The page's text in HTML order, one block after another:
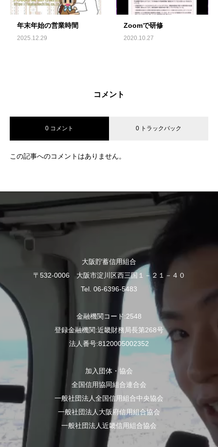
年末年始の営業時間
2025.12.29
Zoomで研修
2020.10.27
コメント
0 コメント 0 トラックバック
この記事へのコメントはありません。
大阪貯蓄信用組合
〒532-0006 大阪市淀川区西三国１－２１－４０
Tel. 06-6396-5483
金融機関コード:2548
登録金融機関:近畿財務局長第268号
法人番号:8120005002352
加入団体・協会
全国信用協同組合連合会
一般社団法人全国信用組合中央協会
一般社団法人大阪府信用組合協会
一般社団法人近畿信用組合協会